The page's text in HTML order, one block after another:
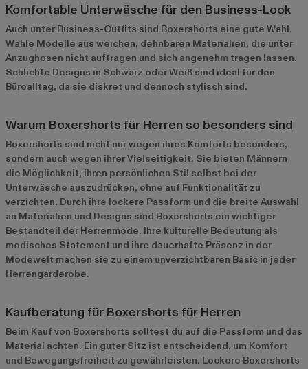
Komfortable Unterwäsche für den Business-Look
Auch unter Business-Outfits sind Boxershorts eine gute Wahl.
Wähle Modelle aus weichen, dehnbaren Materialien, die unter
Anzughosen nicht auftragen und sich angenehm tragen lassen.
Schlichte Designs in Schwarz oder Weiß sind ideal für den
Büroalltag, da sie diskret und dennoch stylisch sind.
Warum Boxershorts für Herren so besonders sind
Boxershorts sind nicht nur wegen ihres Komforts besonders,
sondern auch wegen ihrer Vielseitigkeit. Sie bieten Männern
die Möglichkeit, ihren persönlichen Stil selbst bei der
Unterwäsche auszudrücken, ohne auf Funktionalität zu
verzichten. Durch ihre lockere Passform und die breite Auswahl
an Materialien und Designs sind Boxershorts ein wichtiger
Bestandteil der Herrenmode. Ihre kulturelle Bedeutung als
modisches Statement und ihre dauerhafte Präsenz in der
Modewelt machen sie zu einem unverzichtbaren Basic in jeder
Herrengarderobe.
Kaufberatung für Boxershorts für Herren
Beim Kauf von Boxershorts solltest du auf die Passform und das
Material achten. Ein guter Sitz ist entscheidend, um Komfort
und Bewegungsfreiheit zu gewährleisten. Lockere Boxershorts